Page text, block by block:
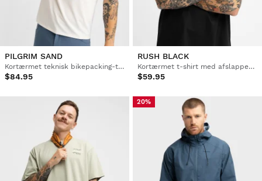
PILGRIM SAND
Kortærmet teknisk bikepacking-trøje til mænd
$84.95
RUSH BLACK
Kortærmet t-shirt med afslappet pasform til bikepacking til mænd
$59.95
20%